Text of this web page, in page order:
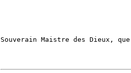
Souverain Maistre des Dieux,